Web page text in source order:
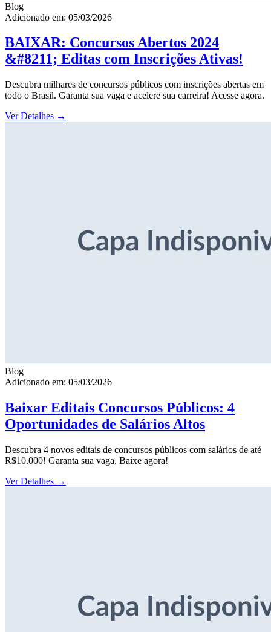
Blog
Adicionado em: 05/03/2026
BAIXAR: Concursos Abertos 2024
&#8211; Editas com Inscrições Ativas!
Descubra milhares de concursos públicos com inscrições abertas em
todo o Brasil. Garanta sua vaga e acelere sua carreira! Acesse agora.
Ver Detalhes →
Blog
Adicionado em: 05/03/2026
Baixar Editais Concursos Públicos: 4
Oportunidades de Salários Altos
Descubra 4 novos editais de concursos públicos com salários de até
R$10.000! Garanta sua vaga. Baixe agora!
Ver Detalhes →